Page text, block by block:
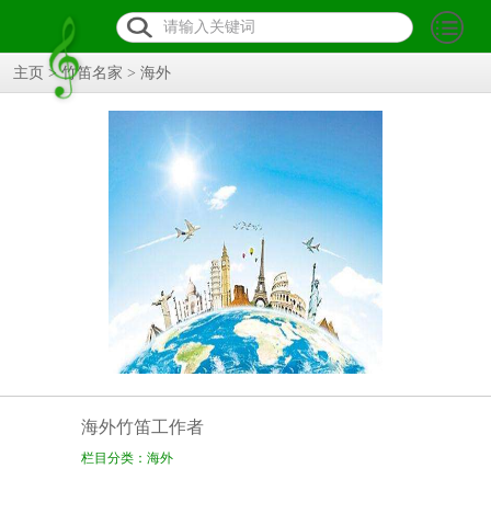
主页 >竹笛名家 > 海外
海外竹笛工作者
栏目分类：海外